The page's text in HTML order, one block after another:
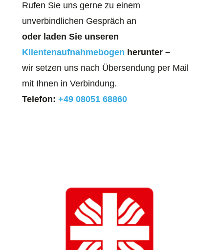
Rufen Sie uns gerne zu einem
unverbindlichen Gespräch an
oder laden Sie unseren
Klientenaufnahmebogen herunter –
wir setzen uns nach Übersendung per Mail
mit Ihnen in Verbindung.
Telefon: +49 08051 68860